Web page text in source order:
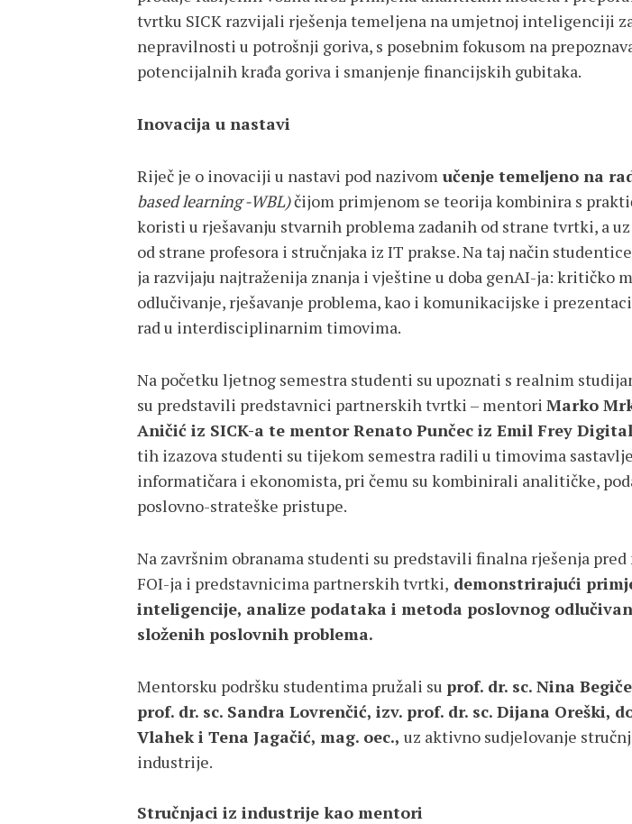
tvrtku SICK razvijali rješenja temeljena na umjetnoj inteligenciji
nepravilnosti u potrošnji goriva, s posebnim fokusom na
potencijalnih krađa goriva i smanjenje financijskih gubitaka.
Inovacija u nastavi
Riječ je o inovaciji u nastavi pod nazivom učenje temeljeno na
based learning -WBL)čijom primjenom se teorija kombinira s
koristi u rješavanju stvarnih problema zadanih od strane tvrtki, a
od strane profesora i stručnjaka iz IT prakse. Na taj način
ja razvijaju najtraženija znanja i vještine u doba genAI-ja: kritičko
odlučivanje, rješavanje problema, kao i komunikacijske i
rad u interdisciplinarnim timovima.
Na početku ljetnog semestra studenti su upoznati s realnim
su predstavili predstavnici partnerskih tvrtki – mentori Marko
Aničić iz SICK-a te mentor Renato Punčec iz Emil Frey
tih izazova studenti su tijekom semestra radili u timovima
informatičara i ekonomista, pri čemu su kombinirali analitičke,
poslovno-strateške pristupe.
Na završnim obranama studenti su predstavili finalna rješenja
FOI-ja i predstavnicima partnerskih tvrtki, demonstrirajući
inteligencije, analize podataka i metoda poslovnog
složenih poslovnih problema.
Mentorsku podršku studentima pružali su prof. dr. sc. Nina
prof. dr. sc. Sandra Lovrenčić, izv. prof. dr. sc. Dijana Oreški,
Vlahek i Tena Jagačić, mag. oec., uz aktivno sudjelovanje
industrije.
Stručnjaci iz industrije kao mentori